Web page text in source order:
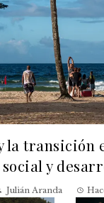
la transición
y
Julián Aranda